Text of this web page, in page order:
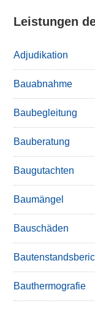
Leistungen
Adjudikation
Bauabnahme
Baubegleitung
Bauberatung
Baugutachten
Baumängel
Bauschäden
Bauthermografie